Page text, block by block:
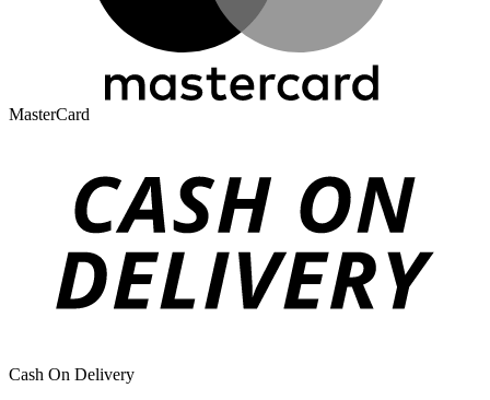
MasterCard
Cash On Delivery